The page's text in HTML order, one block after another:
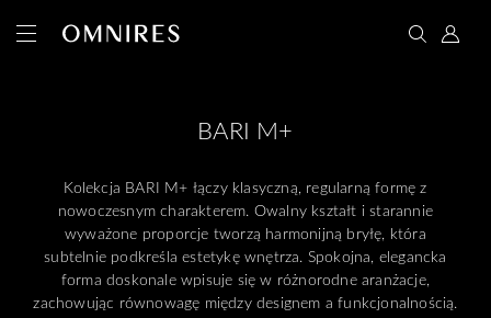
BARI M+
Kolekcja BARI M+ łączy klasyczną, regularną formę z
nowoczesnym charakterem. Owalny kształt i starannie
wyważone proporcje tworzą harmonijną bryłę, która
subtelnie podkreśla estetykę wnętrza. Spokojna, elegancka
forma doskonale wpisuje się w różnorodne aranżacje,
zachowując równowagę między designem a funkcjonalnością.